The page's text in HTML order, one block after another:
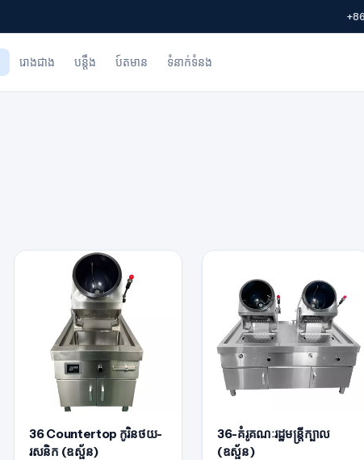
រោងជាង បន្ដឹង ប៍តមាន ទំនាក់ទំនង
36 Countertop កូរិនថយ-
រសនិក (ឧស្ផ័ន)
36-គំរូគណៈរដ្ឋមន្រ្តីក្បាល
(ឧស្ផ័ន)